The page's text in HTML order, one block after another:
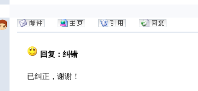
回复：纠错
已纠正，谢谢！